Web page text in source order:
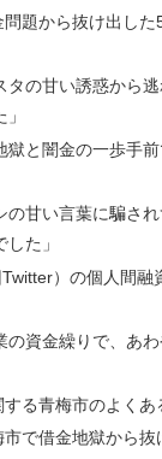
題から抜け出した
の甘い誘惑から逃
と闇金の一歩手前
甘い言葉に騙さ
た」
）の個人間融
資金繰りで、あ
る青梅市のよくあ
市で借金地獄から抜